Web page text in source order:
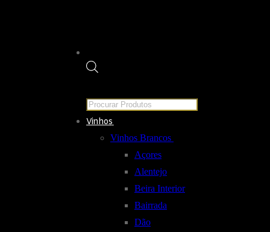
search
Vinhos
Vinhos Brancos
Açores
Alentejo
Beira Interior
Bairrada
Dão